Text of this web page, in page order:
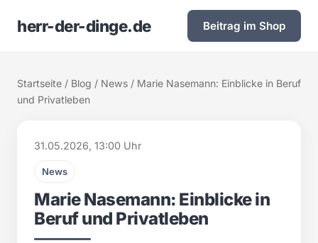
herr-der-dinge.de Beitrag im Shop
Startseite / Blog / News / Marie Nasemann: Einblicke in Beruf
und Privatleben
31.05.2026, 13:00 Uhr
News
Marie Nasemann: Einblicke in
Beruf und Privatleben